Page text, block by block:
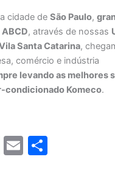
cidade deSão Paulo,
, através de nossas
Santa Catarina,
comércio e indústria
levando as melhores
condicionado Komeco.
W E